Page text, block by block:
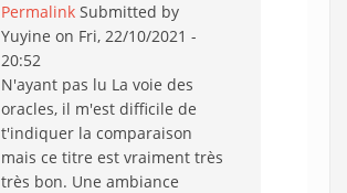
Permalink Submitted by
Yuyine on Fri, 22/10/2021 -
20:52
N'ayant pas lu La voie des
oracles, il m'est difficile de
t'indiquer la comparaison
mais ce titre est vraiment très
très bon. Une ambiance